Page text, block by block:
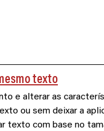
texto
e alterar as
ou sem deixar a
texto com base no